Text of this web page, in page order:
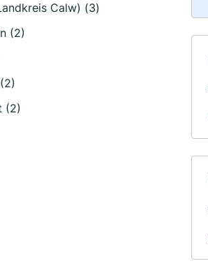
Calw) (3)
(2)
(2)